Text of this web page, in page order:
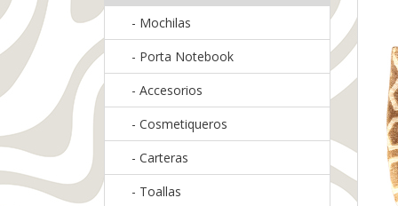
- Mochilas
- Porta Notebook
- Accesorios
- Cosmetiqueros
- Carteras
- Toallas